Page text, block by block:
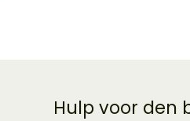
Hulp voor den